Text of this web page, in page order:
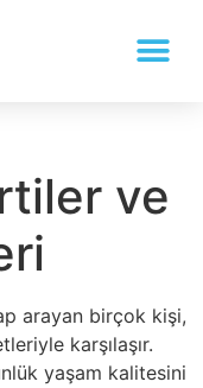
ve
arayan birçok kişi,
karşılaşır.
yaşam kalitesini